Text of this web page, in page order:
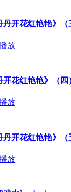
丹开花红艳艳》（
放
开花红艳艳》（四
放
丹开花红艳艳》（
放